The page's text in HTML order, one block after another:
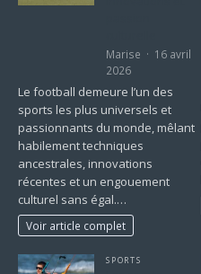
Marise
16 avril
2026
Le football demeure l’un des
sports les plus universels et
passionnants du monde, mêlant
habilement techniques
ancestrales, innovations
récentes et un engouement
culturel sans égal.…
Voir article complet
SPORTS